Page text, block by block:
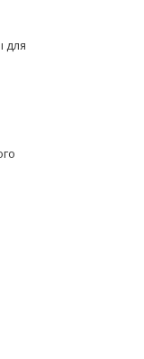
для